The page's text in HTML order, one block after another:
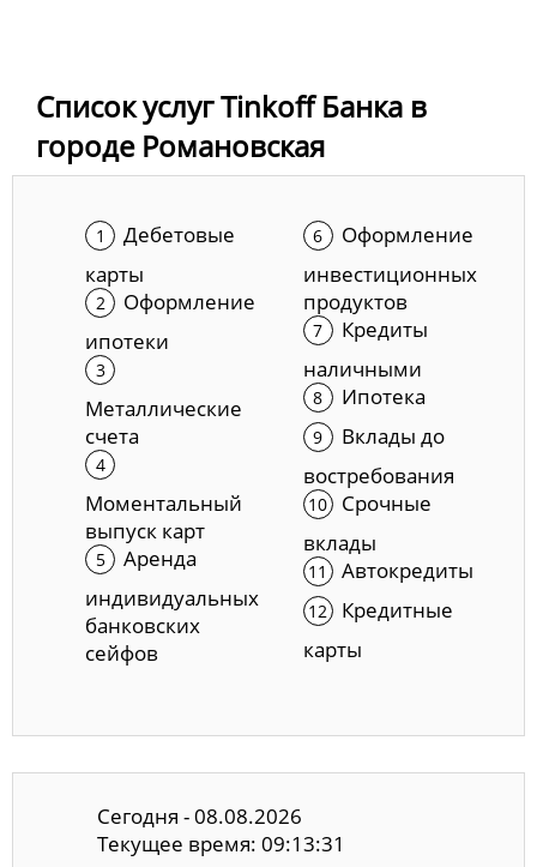
Список услуг Tinkoff Банка в
городе Романовская
Дебетовые
карты
Оформление
ипотеки
Металлические
счета
Моментальный
выпуск карт
Аренда
индивидуальных
банковских
сейфов
Оформление
инвестиционных
продуктов
Кредиты
наличными
Ипотека
Вклады до
востребования
Срочные
вклады
Автокредиты
Кредитные
карты
Сегодня - 08.08.2026
Текущее время: 09:13:32